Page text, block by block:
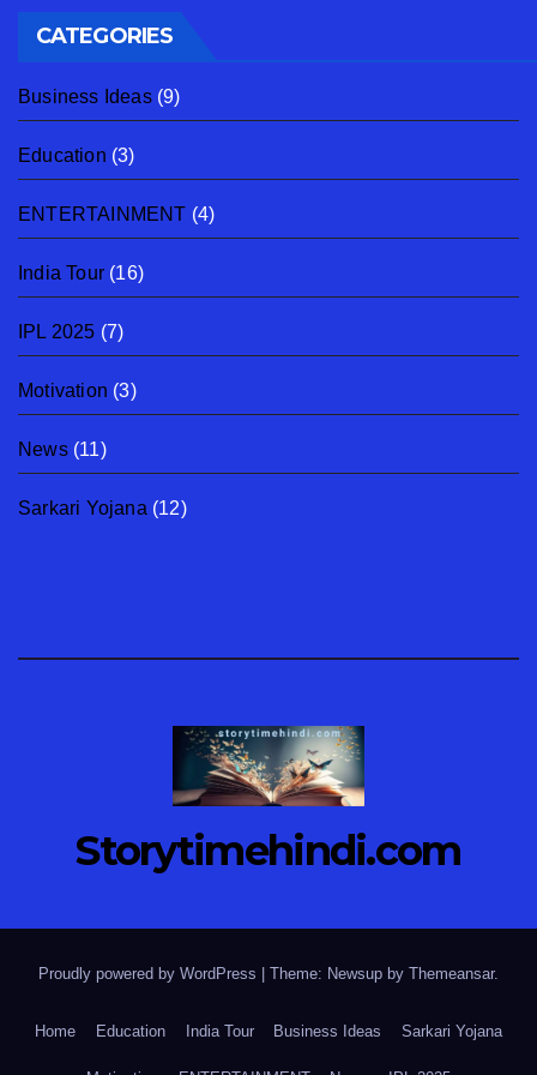
CATEGORIES
Business Ideas(9)
Education (3)
ENTERTAINMENT (4)
India Tour (16)
IPL 2025 (7)
Motivation (3)
News(11)
Sarkari Yojana (12)
Storytimehindi.com
Proudly powered by WordPress Theme: Newsup by Themeansar.
Home Education India Tour Business Ideas Sarkari Yojana